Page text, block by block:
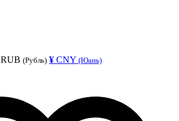
RUB (Рубль) ¥ CNY (Юань)